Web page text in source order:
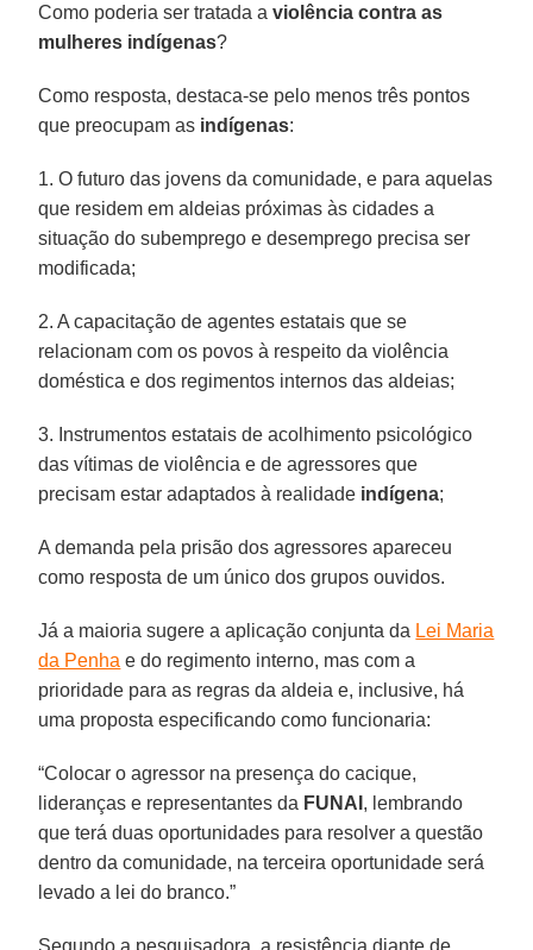
Como poderia ser tratada a violência contra as
mulheres indígenas?
Como resposta, destaca-se pelo menos três pontos
que preocupam as indígenas:
1. O futuro das jovens da comunidade, e para aquelas
que residem em aldeias próximas às cidades a
situação do subemprego e desemprego precisa ser
modificada;
2. A capacitação de agentes estatais que se
relacionam com os povos à respeito da violência
doméstica e dos regimentos internos das aldeias;
3. Instrumentos estatais de acolhimento psicológico
das vítimas de violência e de agressores que
precisam estar adaptados à realidade indígena;
A demanda pela prisão dos agressores apareceu
como resposta de um único dos grupos ouvidos.
Já a maioria sugere a aplicação conjunta da Lei Maria
da Penha e do regimento interno, mas com a
prioridade para as regras da aldeia e, inclusive, há
uma proposta especificando como funcionaria:
“Colocar o agressor na presença do cacique,
lideranças e representantes da FUNAI , lembrando
que terá duas oportunidades para resolver a questão
dentro da comunidade, na terceira oportunidade será
levado a lei do branco.”
Segundo a pesquisadora, a resistência diante de